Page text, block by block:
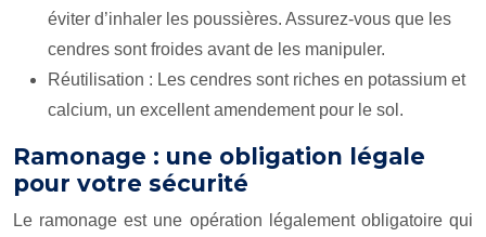
éviter d’inhaler les poussières. Assurez-vous que les
cendres sont froides avant de les manipuler.
Réutilisation : Les cendres sont riches en potassium et
calcium, un excellent amendement pour le sol.
Ramonage : une obligation légale
pour votre sécurité
Le ramonage est une opération légalement obligatoire qui